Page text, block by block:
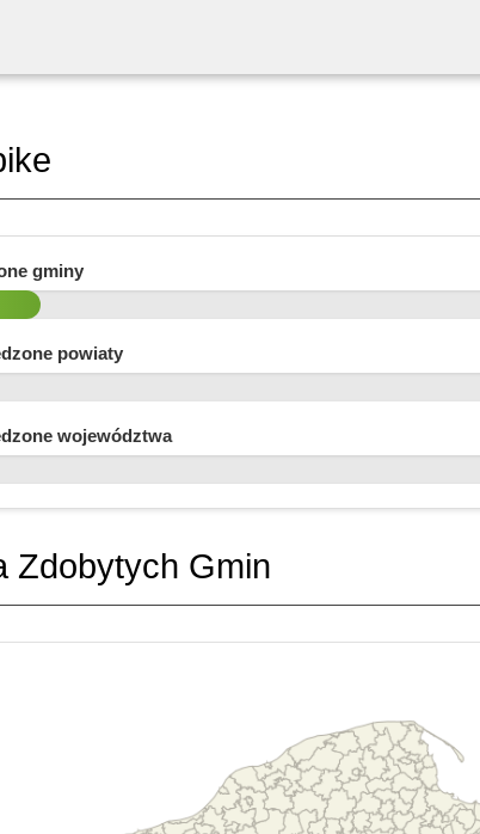
gminy
powiaty
województwa
Zdobytych Gmin